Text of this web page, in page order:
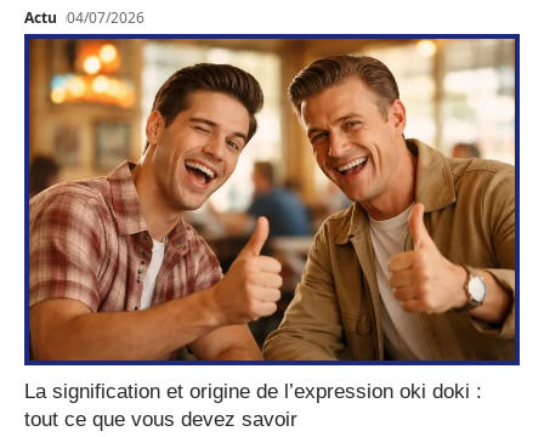
Actu 04/07/2026
La signification et origine de l’expression oki doki :
tout ce que vous devez savoir